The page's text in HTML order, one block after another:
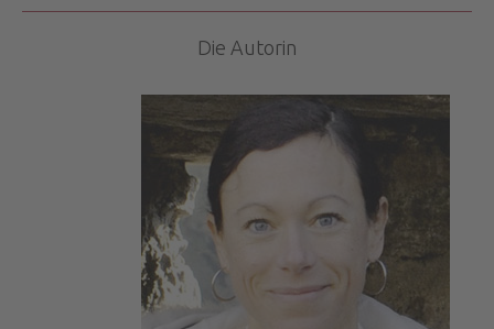
Die Autorin